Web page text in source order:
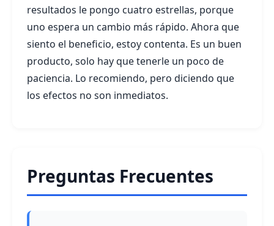
resultados le pongo cuatro estrellas, porque
uno espera un cambio más rápido. Ahora que
siento el beneficio, estoy contenta. Es un buen
producto, solo hay que tenerle un poco de
paciencia. Lo recomiendo, pero diciendo que
los efectos no son inmediatos.
Preguntas Frecuentes